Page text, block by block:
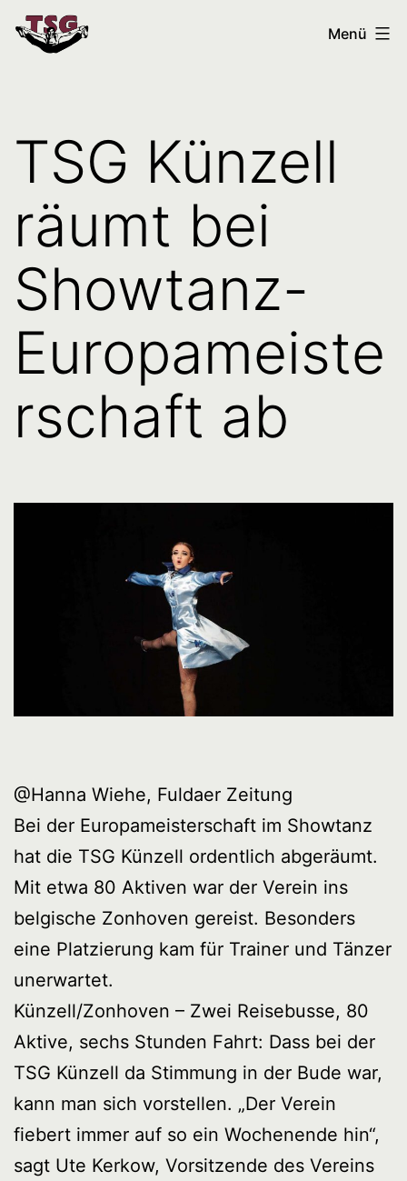
Zum
Inhalt
Tanzsportgemeinschaft
Menü
TSG Künzell
räumt bei
Showtanz-
Europameiste
rschaft ab
@Hanna Wiehe, Fuldaer Zeitung
Bei der Europameisterschaft im Showtanz
hat die TSG Künzell ordentlich abgeräumt.
Mit etwa 80 Aktiven war der Verein ins
belgische Zonhoven gereist. Besonders
eine Platzierung kam für Trainer und Tänzer
unerwartet.
Künzell/Zonhoven – Zwei Reisebusse, 80
Aktive, sechs Stunden Fahrt: Dass bei der
TSG Künzell da Stimmung in der Bude war,
kann man sich vorstellen. „Der Verein
fiebert immer auf so ein Wochenende hin“,
sagt Ute Kerkow, Vorsitzende des Vereins